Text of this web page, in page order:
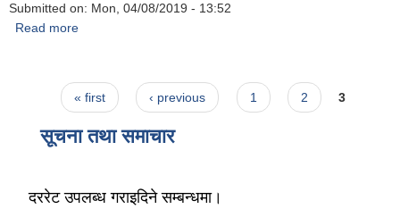
Submitted on: Mon, 04/08/2019 - 13:52
Read more
Pages« first ‹ previous 1 2 3
सूचना तथा समाचार
दररेट उपलब्ध गराइदिने सम्बन्धमा।